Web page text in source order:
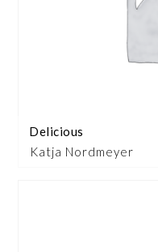
Katja Nordmeyer
Delicious